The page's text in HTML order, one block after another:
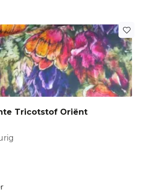
Tricotstof Oriënt